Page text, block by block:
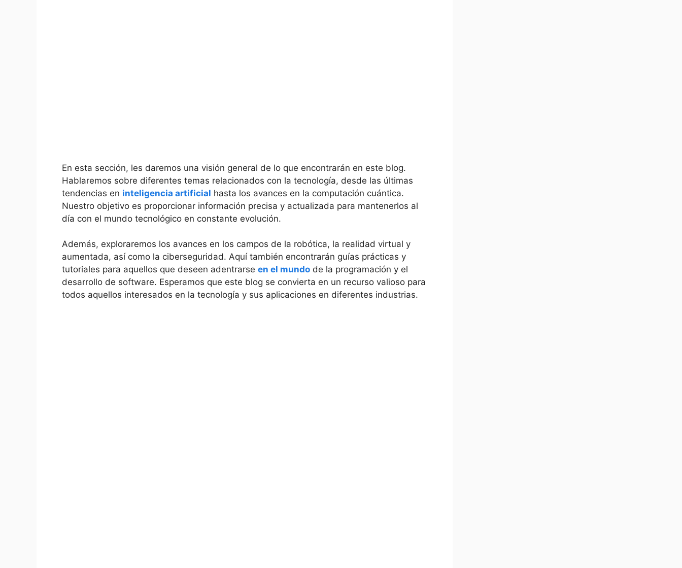
En esta sección, les daremos una visión general‌ de lo que encontrarán en este⁤ blog.
Hablaremos sobre diferentes temas relacionados con la tecnología, desde las últimas
tendencias en inteligencia artificial hasta los avances en la ‍computación cuántica.
Nuestro objetivo⁤ es proporcionar información precisa y actualizada para mantenerlos al
día con el mundo tecnológico ‌en constante ⁣evolución.
Además, exploraremos los avances en los campos de​ la ⁢robótica, la realidad virtual⁣ y‌
aumentada, así como la ciberseguridad. Aquí ​también encontrarán ⁤guías prácticas y‌
tutoriales para aquellos que deseen adentrarse en el mundo de la programación y el
desarrollo de ⁢software. Esperamos que este blog se convierta en un recurso valioso para
todos aquellos interesados ‌en la tecnología y sus aplicaciones en diferentes industrias.